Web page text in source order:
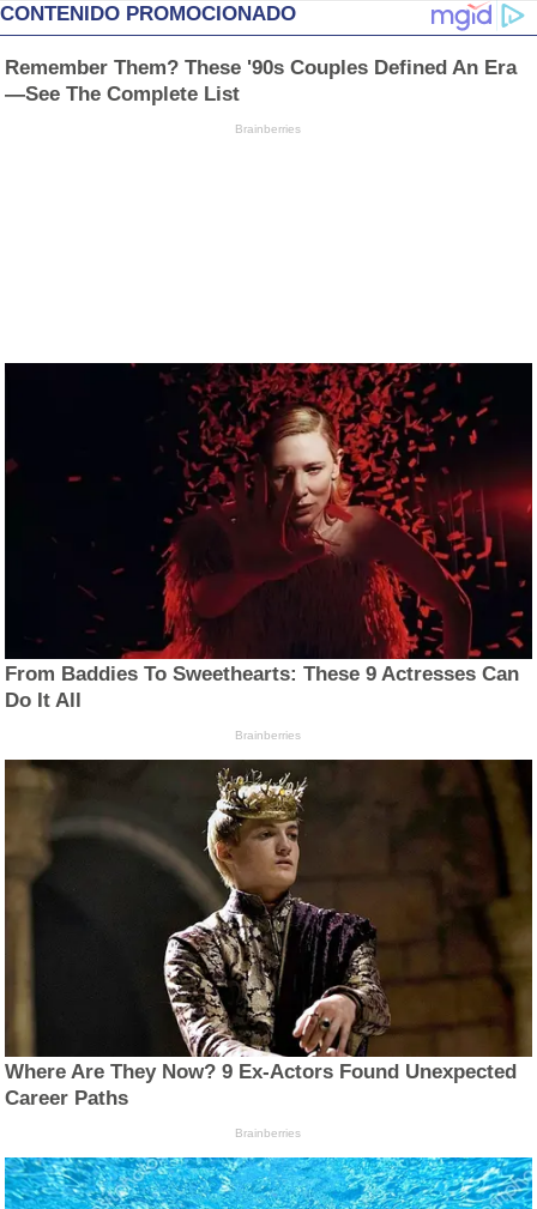
CONTENIDO PROMOCIONADO
Remember Them? These '90s Couples Defined An Era
—See The Complete List
Brainberries
From Baddies To Sweethearts: These 9 Actresses Can
Do It All
Brainberries
Where Are They Now? 9 Ex-Actors Found Unexpected
Career Paths
Brainberries